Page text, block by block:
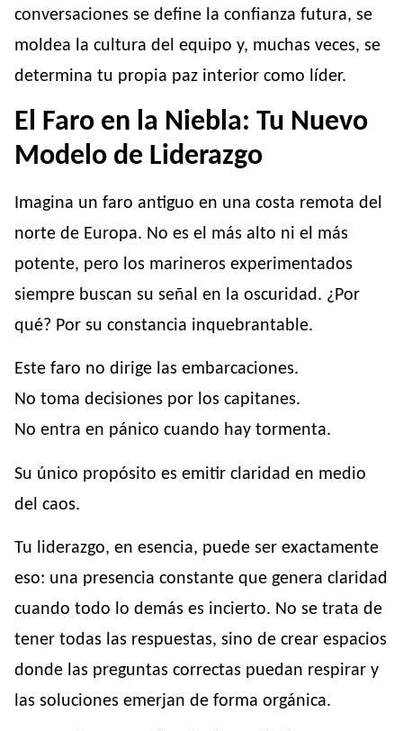
conversaciones se define la confianza futura, se
moldea la cultura del equipo y, muchas veces, se
determina tu propia paz interior como líder.
El Faro en la Niebla: Tu Nuevo
Modelo de Liderazgo
Imagina un faro antiguo en una costa remota del
norte de Europa. No es el más alto ni el más
potente, pero los marineros experimentados
siempre buscan su señal en la oscuridad. ¿Por
qué? Por su constancia inquebrantable.
Este faro no dirige las embarcaciones.
No toma decisiones por los capitanes.
No entra en pánico cuando hay tormenta.
Su único propósito es emitir claridad en medio
del caos.
Tu liderazgo, en esencia, puede ser exactamente
eso: una presencia constante que genera claridad
cuando todo lo demás es incierto. No se trata de
tener todas las respuestas, sino de crear espacios
donde las preguntas correctas puedan respirar y
las soluciones emerjan de forma orgánica.